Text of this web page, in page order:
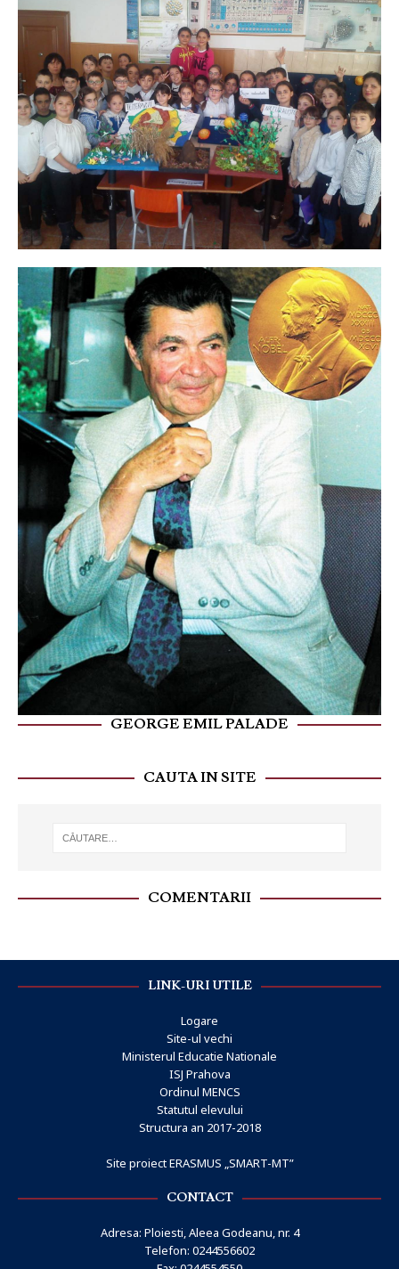
GEORGE EMIL PALADE
CAUTA IN SITE
COMENTARII
LINK-URI UTILE
Logare
Site-ul vechi
Ministerul Educatie Nationale
ISJ Prahova
Ordinul MENCS
Statutul elevului
Structura an 2017-2018
Site proiect ERASMUS „SMART-MT”
CONTACT
Adresa: Ploiesti, Aleea Godeanu, nr. 4
Telefon: 0244556602